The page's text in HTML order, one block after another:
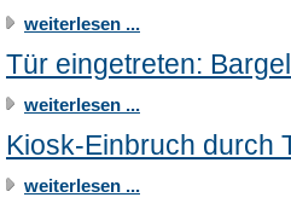
weiterlesen ...
Tür eingetreten:
weiterlesen ...
Kiosk-Einbruch durch
weiterlesen ...